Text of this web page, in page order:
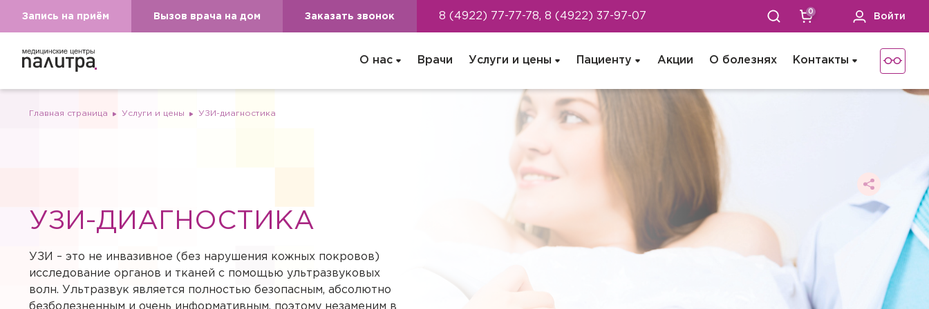
Запись на приём Вызов врача на дом Заказать звонок 8 (4922) 77-77-78, 8 (4922) 37-97-07 0
Войти
О нас Врачи Услуги и цены Пациенту Акции О болезнях Контакты
Главная страница Услуги и цены УЗИ-диагностика
УЗИ-ДИАГНОСТИКА
УЗИ – это не инвазивное (без нарушения кожных покровов)
исследование органов и тканей с помощью ультразвуковых
волн. Ультразвук является полностью безопасным, абсолютно
безболезненным и очень информативным, поэтому незаменим в